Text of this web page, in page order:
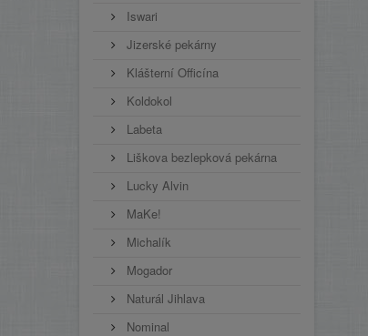
Iswari
Jizerské pekárny
Klášterní Officína
Koldokol
Labeta
Liškova bezlepková pekárna
Lucky Alvin
MaKe!
Michalík
Mogador
Naturál Jihlava
Nominal